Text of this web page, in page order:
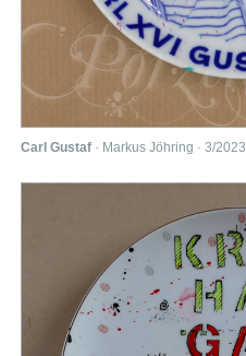
Carl Gustaf · Markus Jöhring · 3/2023